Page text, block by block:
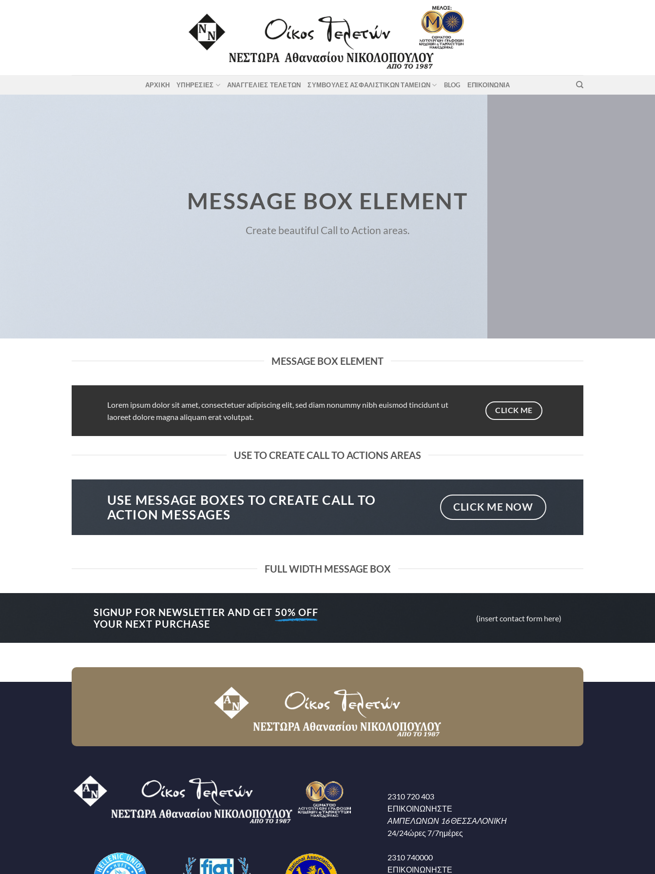
ΑΡΧΙΚΗ ΥΠΗΡΕΣΙΕΣ ΑΝΑΓΓΕΛΙΕΣ ΤΕΛΕΤΩΝ ΣΥΜΒΟΥΛΕΣ ΑΣΦΑΛΙΣΤΙΚΩΝ ΤΑΜΕΙΩΝ BLOG ΕΠΙΚΟΙΝΩΝΙΑ
MESSAGE BOX ELEMENT
Create beautiful Call to Action areas.
MESSAGE BOX ELEMENT
Lorem ipsum dolor sit amet, consectetuer adipiscing elit, sed diam nonummy nibh euismod tincidunt ut
laoreet dolore magna aliquam erat volutpat.
CLICK ME
USE TO CREATE CALL TO ACTIONS AREAS
USE MESSAGE BOXES TO CREATE CALL TO
ACTION MESSAGES
CLICK ME NOW
FULL WIDTH MESSAGE BOX
SIGNUP FOR NEWSLETTER AND GET 50% OFF
YOUR NEXT PURCHASE
(insert contact form here)
2310 720 403
ΕΠΙΚΟΙΝΩΝΗΣΤΕ
ΑΜΠΕΛΩΝΩΝ 16 ΘΕΣΣΑΛΟΝΙΚΗ
24/24ώρες 7/7ημέρες
2310 740000
ΕΠΙΚΟΙΝΩΝΗΣΤΕ